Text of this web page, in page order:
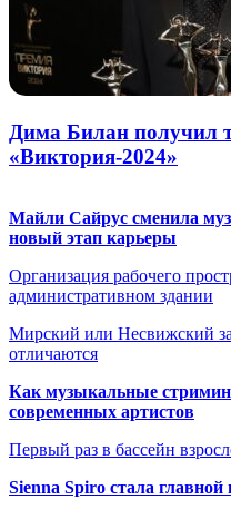
Дима Билан получил
«Виктория-2024»
Майли Сайрус сменила
новый этап карьеры
Организация рабочего
административном здании
Мирский или Несвижский
отличаются
Как музыкальные
современных артистов
Первый раз в бассейн
Sienna Spiro стала